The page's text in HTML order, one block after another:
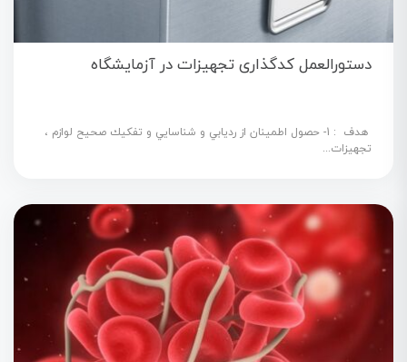
دستورالعمل کدگذاری تجهیزات در آزمایشگاه
هدف : 1- حصول اطمينان از رديابي و شناسايي و تفكيك صحيح لوازم ،
تجهيزات...